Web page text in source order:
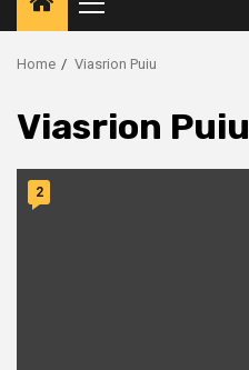
Primary
Menu
Home Viasrion Puiu
Viasrion Puiu
2